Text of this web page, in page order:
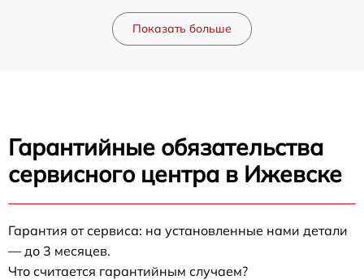
Показать больше
Гарантийные обязательства
сервисного центра в Ижевске
Гарантия от сервиса: на установленные нами детали
— до 3 месяцев.
Что считается гарантийным случаем?